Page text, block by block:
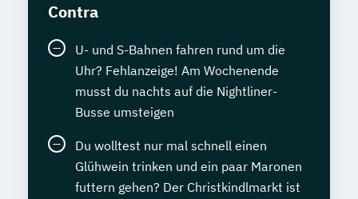
Contra
U- und S-Bahnen fahren rund um die
Uhr? Fehlanzeige! Am Wochenende
musst du nachts auf die Nightliner-
Busse umsteigen
Du wolltest nur mal schnell einen
Glühwein trinken und ein paar Maronen
futtern gehen? Der Christkindlmarkt ist